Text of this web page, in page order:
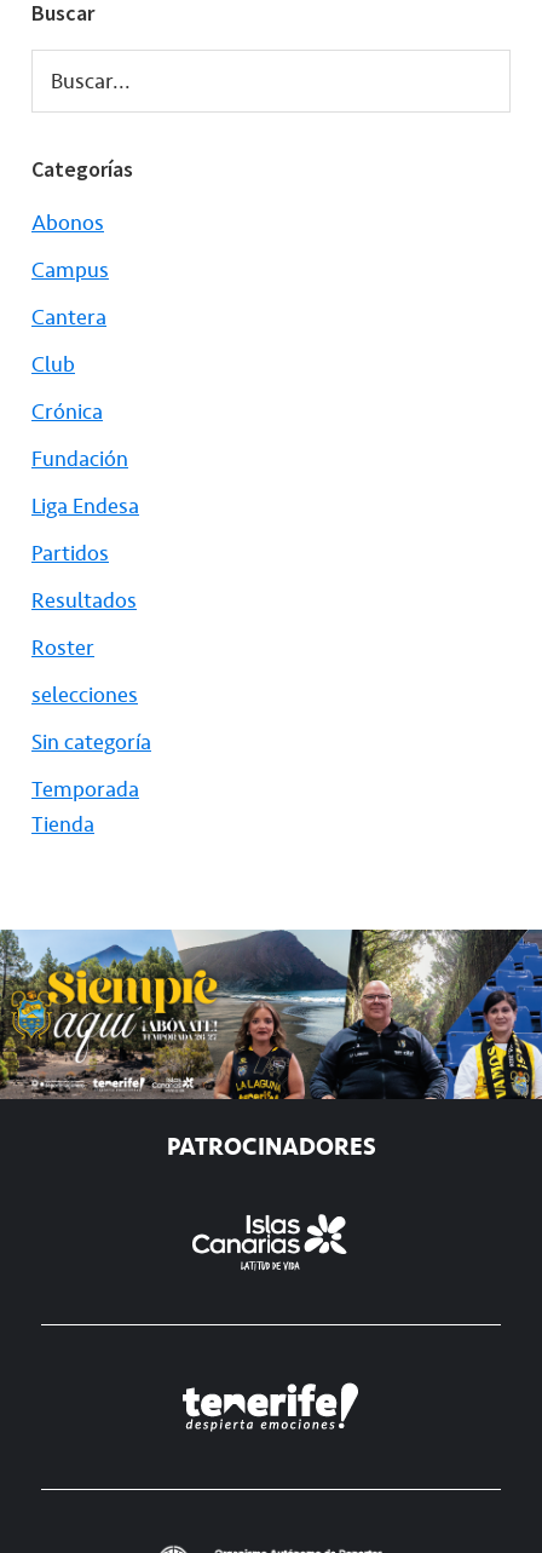
Buscar
Buscar...
Categorías
Abonos
Campus
Cantera
Club
Crónica
Fundación
Liga Endesa
Partidos
Resultados
Roster
selecciones
Sin categoría
Temporada
Tienda
PATROCINADORES